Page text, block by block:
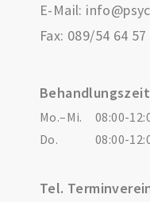
E-Mail:
Fax: 089/54 64 57
Mo.–Mi.
08:00-
Do.
08:00-
Tel.